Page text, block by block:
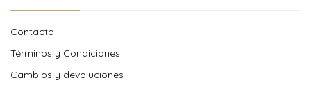
Contacto
Términos y Condiciones
Cambios y devoluciones